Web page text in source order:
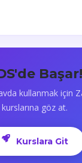
Başar!
kullanmak için
kurslarına göz at.
Kurslara Git